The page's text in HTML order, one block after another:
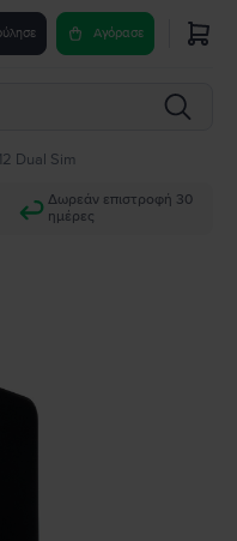
Αγόρασε
Dual Sim
Δωρεάν επιστροφή 30
ημέρες